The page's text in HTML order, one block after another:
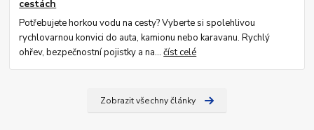
cestách
Potřebujete horkou vodu na cesty? Vyberte si spolehlivou
rychlovarnou konvici do auta, kamionu nebo karavanu. Rychlý
ohřev, bezpečnostní pojistky a na...číst celé
Zobrazit všechny články